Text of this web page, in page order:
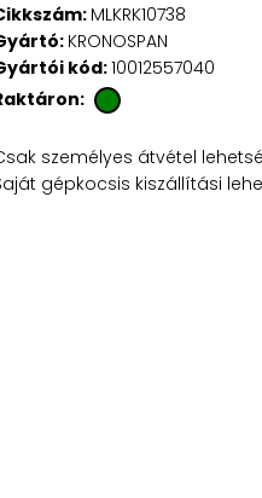
MLKRK10738
KRONOSPAN
kód:10012557040
személyes átvétel
gépkocsis kiszállítási